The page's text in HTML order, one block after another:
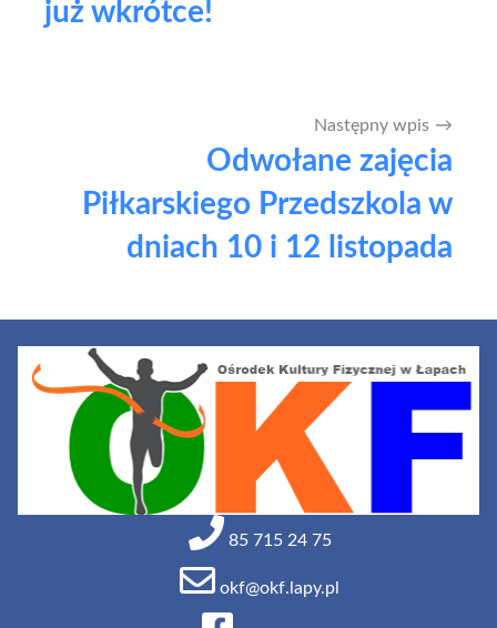
już wkrótce!
Następny wpis
Odwołane zajęcia
Piłkarskiego Przedszkola w
dniach 10 i 12 listopada
85 715 24 75
okf@okf.lapy.pl